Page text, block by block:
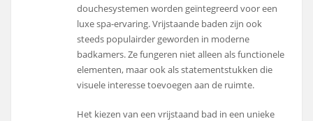
douchesystemen worden geïntegreerd voor een
luxe spa-ervaring. Vrijstaande baden zijn ook
steeds populairder geworden in moderne
badkamers. Ze fungeren niet alleen als functionele
elementen, maar ook als statementstukken die
visuele interesse toevoegen aan de ruimte.
Het kiezen van een vrijstaand bad in een unieke